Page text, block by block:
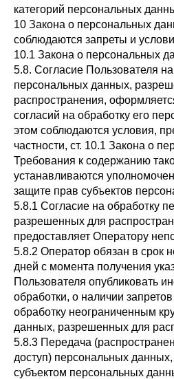
категорий персональных
10 Закона о персональных
соблюдаются запреты и
10.1 Закона о персональных
5.8. Согласие Пользователя
персональных данных,
распространения,
согласий на обработку его
этом соблюдаются условия,
частности, ст. 10.1 Закона о
Требования к содержанию
устанавливаются
защите прав субъектов
5.8.1 Согласие на обработку
разрешенных для
предоставляет Оператору
5.8.2 Оператор обязан в срок
дней с момента получения
Пользователя опубликовать
обработки, о наличии
обработку неограниченным
данных, разрешенных для
5.8.3 Передача
доступ) персональных
субъектом персональных